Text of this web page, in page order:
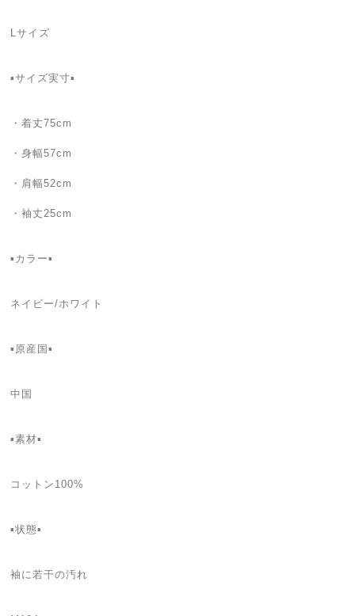
Lサイズ
▪サイズ実寸▪
・着丈75cm
・身幅57cm
・肩幅52cm
・袖丈25cm
▪カラー▪
ネイビー/ホワイト
▪原産国▪
中国
▪素材▪
コットン100%
▪状態▪
袖に若干の汚れ